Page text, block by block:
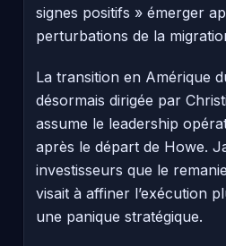
signes positifs » émerger
perturbations de la
La transition en Amérique
désormais dirigée par
assume le leadership
après le départ de Howe.
investisseurs que le
visait à affiner l’exécution
une panique stratégique.